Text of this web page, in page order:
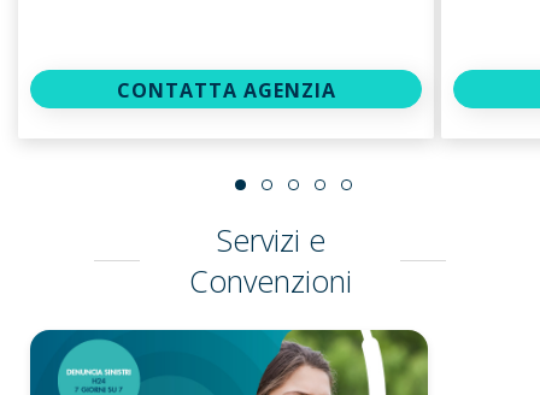
CONTATTA AGENZIA
Servizi e
Convenzioni